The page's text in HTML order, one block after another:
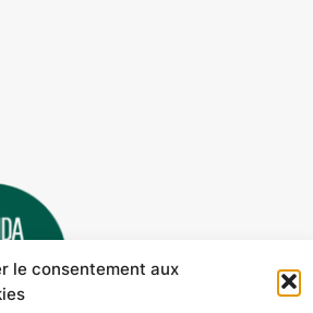
le consentement aux